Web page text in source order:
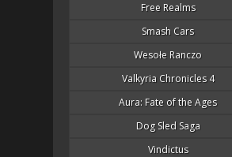
Free Realms
Smash Cars
Wesołe Ranczo
Valkyria Chronicles 4
Aura: Fate of the Ages
Dog Sled Saga
Vindictus